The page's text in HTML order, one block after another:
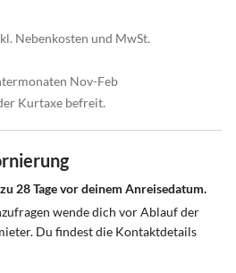
Nebenkosten und MwSt.
Nov-Feb
Kurtaxe befreit.
28 Tage vor deinem Anreisedatum.
wende dich vor Ablauf der
Du findest die Kontaktdetails